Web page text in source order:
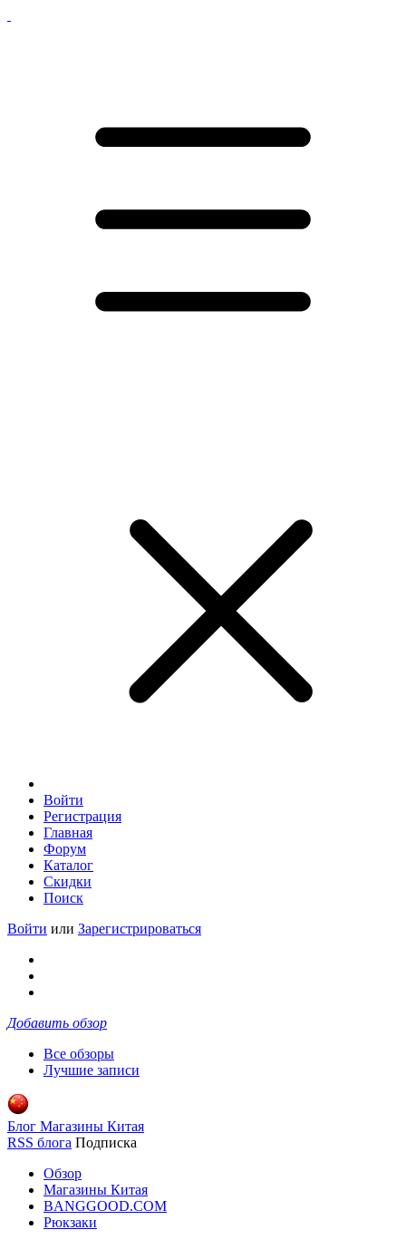
Войти
Регистрация
Главная
Форум
Каталог
Скидки
Поиск
Войти или Зарегистрироваться
Добавить обзор
Все обзоры
Лучшие записи
Блог Магазины Китая
RSS блога Подписка
Обзор
Магазины Китая
BANGGOOD.COM
Рюкзаки